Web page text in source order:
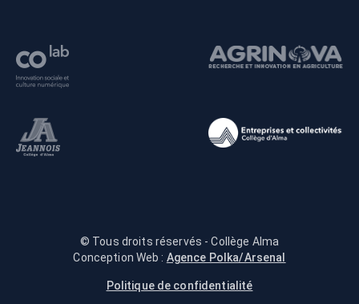
© Tous droits réservés - Collège Alma
Conception Web : Agence Polka/Arsenal
Politique de confidentialité